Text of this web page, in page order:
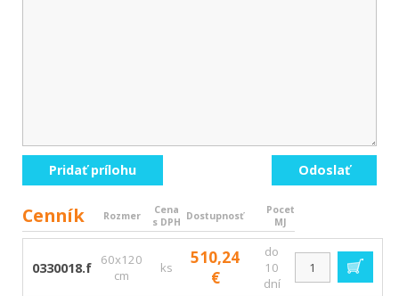
Pridať prílohu Odoslať
Cenník Rozmer
Cena
s DPH Dostupnosť
Pocet
MJ
0330018.f
60x120
cm
ks
510,24
€
do
10
dní